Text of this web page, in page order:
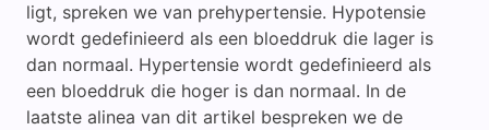
ligt, spreken we van prehypertensie. Hypotensie
wordt gedefinieerd als een bloeddruk die lager is
dan normaal. Hypertensie wordt gedefinieerd als
een bloeddruk die hoger is dan normaal. In de
laatste alinea van dit artikel bespreken we de